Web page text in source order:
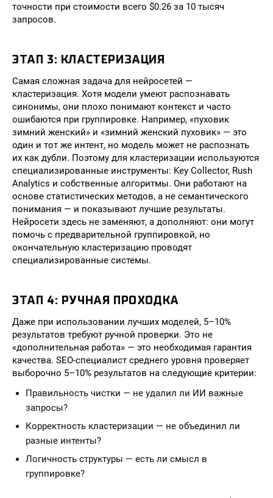
точности при стоимости всего $0.26 за 10 тысяч
запросов.
ЭТАП 3: КЛАСТЕРИЗАЦИЯ
Самая сложная задача для нейросетей —
кластеризация. Хотя модели умеют распознавать
синонимы, они плохо понимают контекст и часто
ошибаются при группировке. Например, «пуховик
зимний женский» и «зимний женский пуховик» — это
один и тот же интент, но модель может не распознать
их как дубли. Поэтому для кластеризации используются
специализированные инструменты: Key Collector, Rush
Analytics и собственные алгоритмы. Они работают на
основе статистических методов, а не семантического
понимания — и показывают лучшие результаты.
Нейросети здесь не заменяют, а дополняют: они могут
помочь с предварительной группировкой, но
окончательную кластеризацию проводят
специализированные системы.
ЭТАП 4: РУЧНАЯ ПРОХОДКА
Даже при использовании лучших моделей, 5–10%
результатов требуют ручной проверки. Это не
«дополнительная работа» — это необходимая гарантия
качества. SEO-специалист среднего уровня проверяет
выборочно 5–10% результатов на следующие критерии:
Правильность чистки — не удалил ли ИИ важные
запросы?
Корректность кластеризации — не объединил ли
разные интенты?
Логичность структуры — есть ли смысл в
группировке?